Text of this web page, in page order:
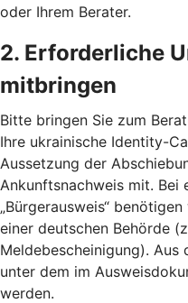
oder Ihrem Berater.
2. Erforderliche
mitbringen
Bitte bringen Sie zum
Ihre ukrainische Identity-
Aussetzung der
Ankunftsnachweis mit. Bei
„Bürgerausweis“
einer deutschen Behörde
Meldebescheinigung).
unter dem im
werden.